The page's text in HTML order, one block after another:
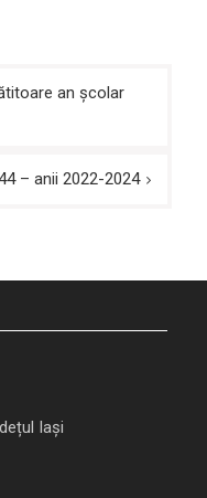
an școlar
– anii 2022-2024
Iași